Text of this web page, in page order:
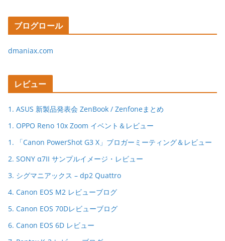
ブログロール
dmaniax.com
レビュー
1. ASUS 新製品発表会 ZenBook / Zenfoneまとめ
1. OPPO Reno 10x Zoom イベント＆レビュー
1. 「Canon PowerShot G3 X」ブロガーミーティング＆レビュー
2. SONY α7II サンプルイメージ・レビュー
3. シグマニアックス – dp2 Quattro
4. Canon EOS M2 レビューブログ
5. Canon EOS 70Dレビューブログ
6. Canon EOS 6D レビュー